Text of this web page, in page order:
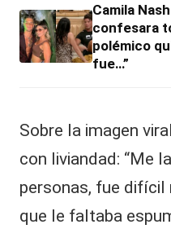
Camila
confesara
polémico
fue…”
Sobre la imagen
con liviandad: “Me
personas, fue difícil
que le faltaba